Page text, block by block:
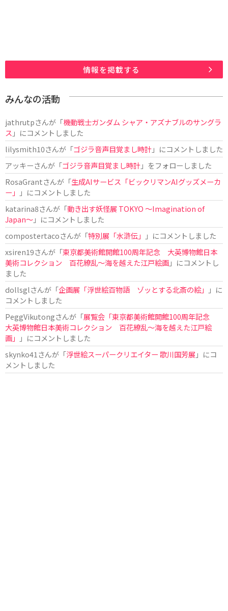
情報を掲載する
みんなの活動
jathrutpさんが「機動戦士ガンダム シャア・アズナブルのサングラ
ス 」にコメントしました
lilysmith10さんが「ゴジラ音声目覚まし時計」にコメントしました
アッキーさんが「ゴジラ音声目覚まし時計」をフォローしました
RosaGrantさんが「生成AIサービス「ビックリマンAIグッズメーカ
ー」
」にコメントしました
katarina8さんが「動き出す妖怪展 TOKYO 〜Imagination of
Japan〜」にコメントしました
compostertacoさんが「特別展「水滸伝」
」にコメントしました
xsiren19さんが「東京都美術館開館100周年記念 大英博物館日本
美術コレクション 百花繚乱～海を越えた江戸絵画」にコメントし
ました
dollsglさんが「企画展「浮世絵百物語 ゾッとする北斎の絵」
」に
コメントしました
PeggVikutongさんが「展覧会「東京都美術館開館100周年記念
大英博物館日本美術コレクション 百花繚乱〜海を越えた江戸絵
画」
」にコメントしました
skynko41さんが「浮世絵スーパークリエイター 歌川国芳展 」にコ
メントしました